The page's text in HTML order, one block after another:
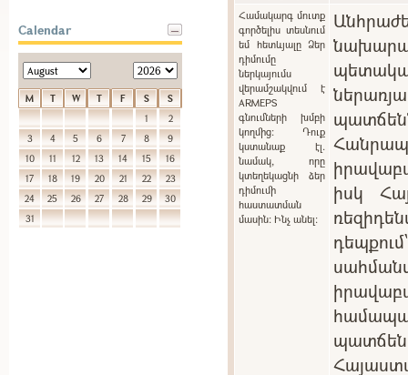
Calendar
M T W T F S
S
1
2
3
4 5 6 7 8
9
10
11 12 13 14 15
16
17
18 19 20 21 22
23
24
25 26 27 28 29
30
31
Համակարգ մուտք
գործելիս տեսնում
եմ հետևյալը Ձեր
դիմումը
ներկայումս
վերամշակվում է
ARMEPS
գնումների խմբի
կողմից: Դուք
կստանաք էլ.
նամակ, որը
կտեղեկացնի ձեր
դիմումի
հաստատման
մասին: Ինչ անել:
իսկ